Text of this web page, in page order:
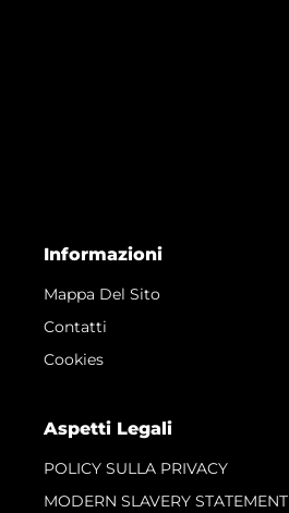
Informazioni
Mappa Del Sito
Contatti
Cookies
Aspetti Legali
POLICY SULLA PRIVACY
MODERN SLAVERY STATEMENT